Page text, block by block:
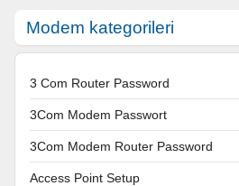
Modem kategorileri
3 Com Router Password
3Com Modem Passwort
3Com Modem Router Password
Access Point Setup